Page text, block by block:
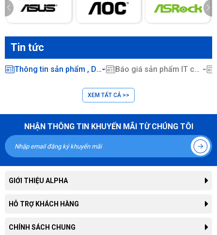
Tin tức
Thông tin sản phẩm , Dịch vụ CNTT ... Báo giá sản phẩm IT chính hãng
XEM TẤT CẢ >>
NHẬN THÔNG TIN KHUYẾN MÃI TỪ CHÚNG TÔI
GIỚI THIỆU ALPHA
Giới thiệu công ty
Thông tin tuyển dụng
HỖ TRỢ KHÁCH HÀNG
Tra cứu đơn hàng
CHÍNH SÁCH CHUNG